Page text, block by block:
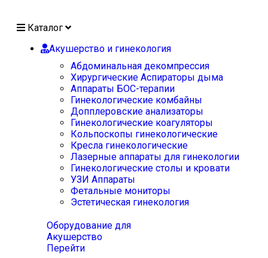
Каталог
Акушерство и гинекология
Абдоминальная декомпрессия
Хирургические Аспираторы дыма
Аппараты БОС-терапии
Гинекологические комбайны
Допплеровские анализаторы
Гинекологические коагуляторы
Кольпоскопы гинекологические
Кресла гинекологические
Лазерные аппараты для гинекологии
Гинекологические столы и кровати
УЗИ Аппараты
Фетальные мониторы
Эстетическая гинекология
Оборудование для
Акушерство
Перейти